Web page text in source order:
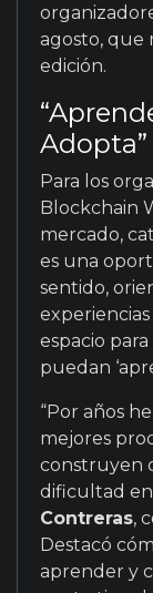
agosto, que
edición.
Adopta”
Para los
Blockchain
mercado,
es una
sentido,
espacio
puedan
“Por años
mejores
construyen
dificultad en
Contreras,
Destacó
aprender y